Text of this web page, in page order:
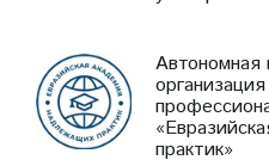
Автономная
практик»